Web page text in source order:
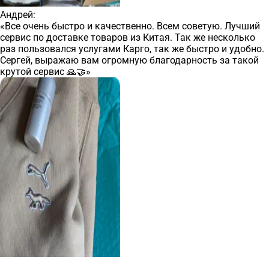
Андрей:
«Все очень быстро и качественно. Всем советую. Лучший
сервис по доставке товаров из Китая. Так же несколько
раз пользовался услугами Карго, так же быстро и удобно.
Сергей, выражаю вам огромную благодарность за такой
крутой сервис 🙏🤝»